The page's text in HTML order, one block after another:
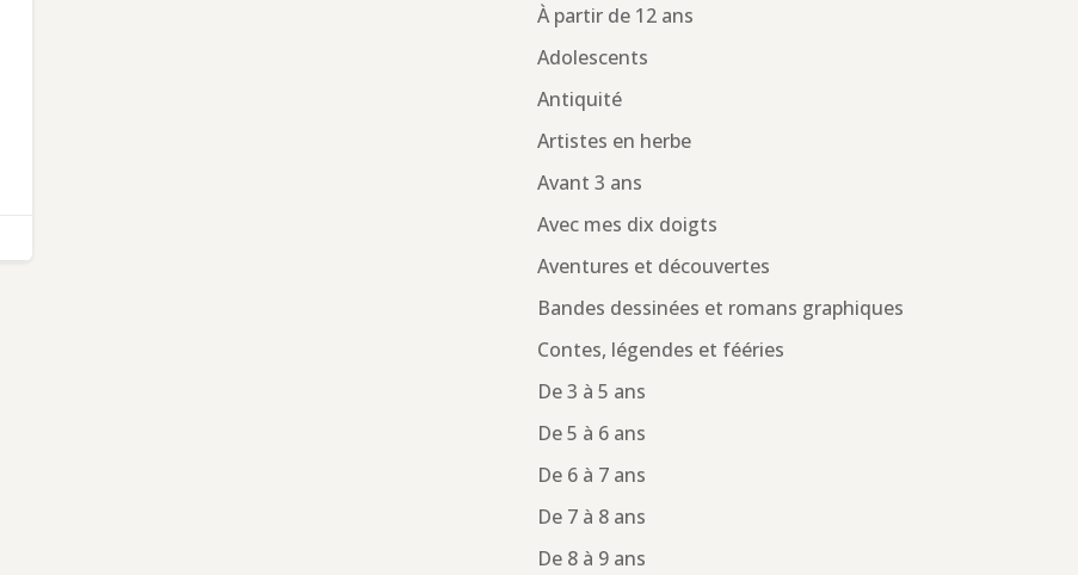
À partir de 12 ans
Adolescents
Antiquité
Artistes en herbe
Avant 3 ans
Avec mes dix doigts
Aventures et découvertes
Bandes dessinées et romans graphiques
Contes, légendes et fééries
De 3 à 5 ans
De 5 à 6 ans
De 6 à 7 ans
De 7 à 8 ans
De 8 à 9 ans